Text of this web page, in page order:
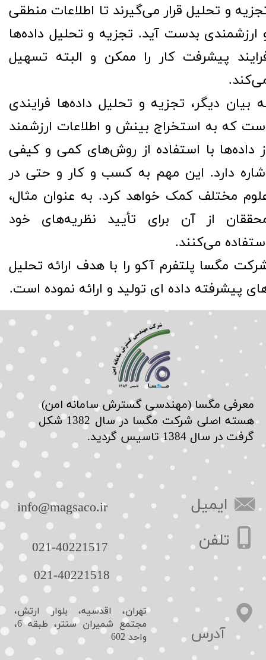
و تحلیل قرار می‌گیرند تا اطلاعات منطقی
ارزشمندی بدست آید. تجزیه و تحلیل داده‌ها
پیشرفت کار را ممکن و البته تسهیل
بیان دیگر، تجزیه و تحلیل داده‌ها فرایندی
که به استخراج بینش و اطلاعات ارزشمند
داده‌ها با استفاده از روش‌های کمی و کیفی
دارد. این مهم به کسب و کار و حتی در
مختلف کمک خواهد کرد. به عنوان مثال،
از آن برای تأیید نظریه‌های خود
می‌کنند.
مگسا پلتفرم آکو را با هدف ارائه تحلیل
پیشرفته داده ای تولید و ارائه نموده است.
​معرفی مگسا (مهندسی گسترش سامانه امن)
هسته اصلی شرکت مگسا در سال 1382 شکل
گرفت در سال 1384 تاسیس گردید.
ایمیل ​info@magsaco.ir​​​​​​​
تلفن
021-40221517​​​​​​​
021-40221518​​​​​​​
​آدرس
تهران، اقدسیه، بلوار ارتش،
مجتمع شمیران سنتر، طبقه 6،
واحد 602